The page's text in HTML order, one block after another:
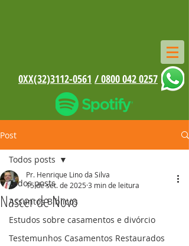
0XX(32)3112-0561 / 0800 042 0257
Post
Todos posts
Assuntos Bíblicos
Estudos sobre casamentos e divórcio
Testemunhos Casamentos Restaurados
Todos posts
Nascer de Novo
Pr. Henrique Lino da Silva
15 de set. de 2025 3 min de leitura